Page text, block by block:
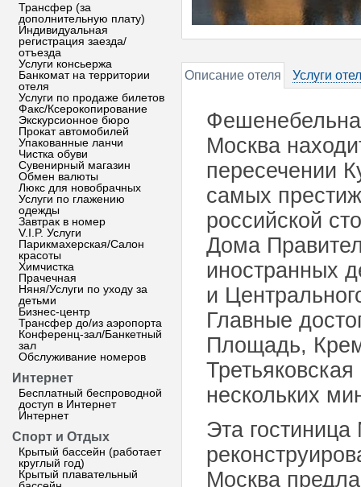
Трансфер (за
дополнительную плату)
Индивидуальная
регистрация заезда/
отъезда
Услуги консьержа
Банкомат на территории
отеля
Услуги по продаже билетов
Факс/Ксерокопирование
Экскурсионное бюро
Прокат автомобилей
Упакованные ланчи
Чистка обуви
Сувенирный магазин
Обмен валюты
Люкс для новобрачных
Услуги по глажению
одежды
Завтрак в номер
V.I.P. Услуги
Парикмахерская/Салон
красоты
Химчистка
Прачечная
Няня/Услуги по уходу за
детьми
Бизнес-центр
Трансфер до/из аэропорта
Конференц-зал/Банкетный
зал
Обслуживание номеров
Интернет
Бесплатный беспроводной
доступ в Интернет
Интернет
Спорт и Отдых
Крытый бассейн (работает
круглый год)
Крытый плавательный
Описание отеля Услуги
Москва
пересечении
самых
российской
Дома
иностранных
и
Главные
Площадь,
нескольких
Эта
Москва